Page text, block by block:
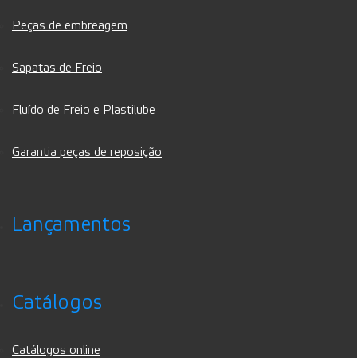
Peças de embreagem
Sapatas de Freio
Fluído de Freio e Plastilube
Garantia peças de reposição
Lançamentos
Catálogos
Catálogos online